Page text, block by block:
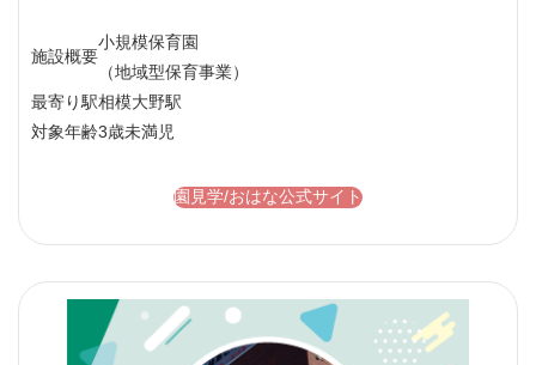
施設概要
小規模保育園
（地域型保育事業）
最寄り駅相模大野駅
対象年齢3歳未満児
園見学/おはな公式サイト